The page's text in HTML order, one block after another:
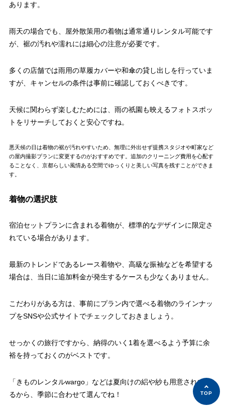
あります。
雨天の場合でも、屋外散策用の着物は通常通りレンタル可能です
が、裾の汚れや濡れには細心の注意が必要です。
多くの店舗では雨用の草履カバーや和傘の貸し出しを行っていま
すが、キャンセルの条件は事前に確認しておくべきです。
天候に関わらず楽しむためには、雨の祇園も映えるフォトスポッ
トをリサーチしておくと安心ですね。
悪天候の日は着物の裾が汚れやすいため、無理に外出せず提携スタジオや町家など
の屋内撮影プランに変更するのがおすすめです。追加のクリーニング費用を心配す
ることなく、京都らしい風情ある空間でゆっくりと美しい写真を残すことができま
す。
着物の選択肢
宿泊セットプランに含まれる着物が、標準的なデザインに限定さ
れている場合があります。
最新のトレンドであるレース着物や、高級な振袖などを希望する
場合は、当日に追加料金が発生するケースも少なくありません。
こだわりがある方は、事前にプラン内で選べる着物のラインナッ
プをSNSや公式サイトでチェックしておきましょう。
せっかくの旅行ですから、納得のいく1着を選べるよう予算に余
裕を持っておくのがベストです。
「きものレンタルwargo」などは夏向けの絽や紗も用意されてい
るから、季節に合わせて選んでね！